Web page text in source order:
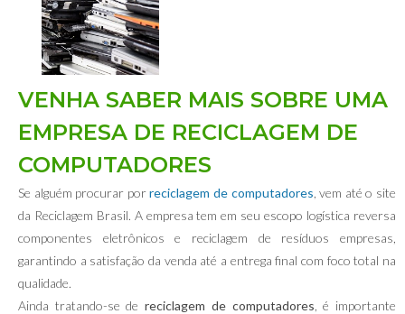
VENHA SABER MAIS SOBRE UMA
EMPRESA DE RECICLAGEM DE
COMPUTADORES
Se alguém procurar porreciclagem de computadores , vem até o site
da Reciclagem Brasil. A empresa tem em seu escopo logística reversa
componentes eletrônicos e reciclagem de resíduos empresas,
garantindo a satisfação da venda até a entrega final com foco total na
qualidade.
Ainda tratando-se dereciclagem de computadores , é importante